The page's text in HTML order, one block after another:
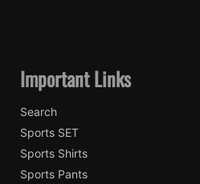
Important Links
Search
Sports SET
Sports Shirts
Sports Pants